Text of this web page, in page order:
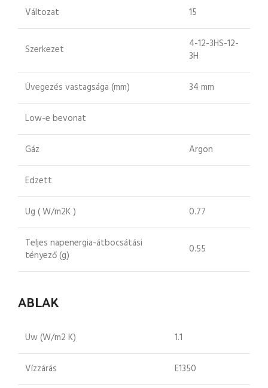
Változat 15
Szerkezet
4-12-3HS-12-
3H
Üvegezés vastagsága (mm) 34 mm
Low-e bevonat
Gáz Argon
Edzett
Ug ( W/m2K ) 0.77
Teljes napenergia-átbocsátási
tényező (g)
0.55
ABLAK
Uw (W/m2 K) 1.1
Vízzárás E1350